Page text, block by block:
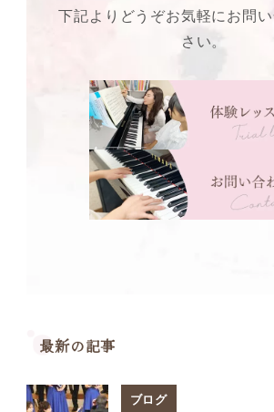
下記よりどうぞお気軽にお問
さい。
最新の記事
ブログ